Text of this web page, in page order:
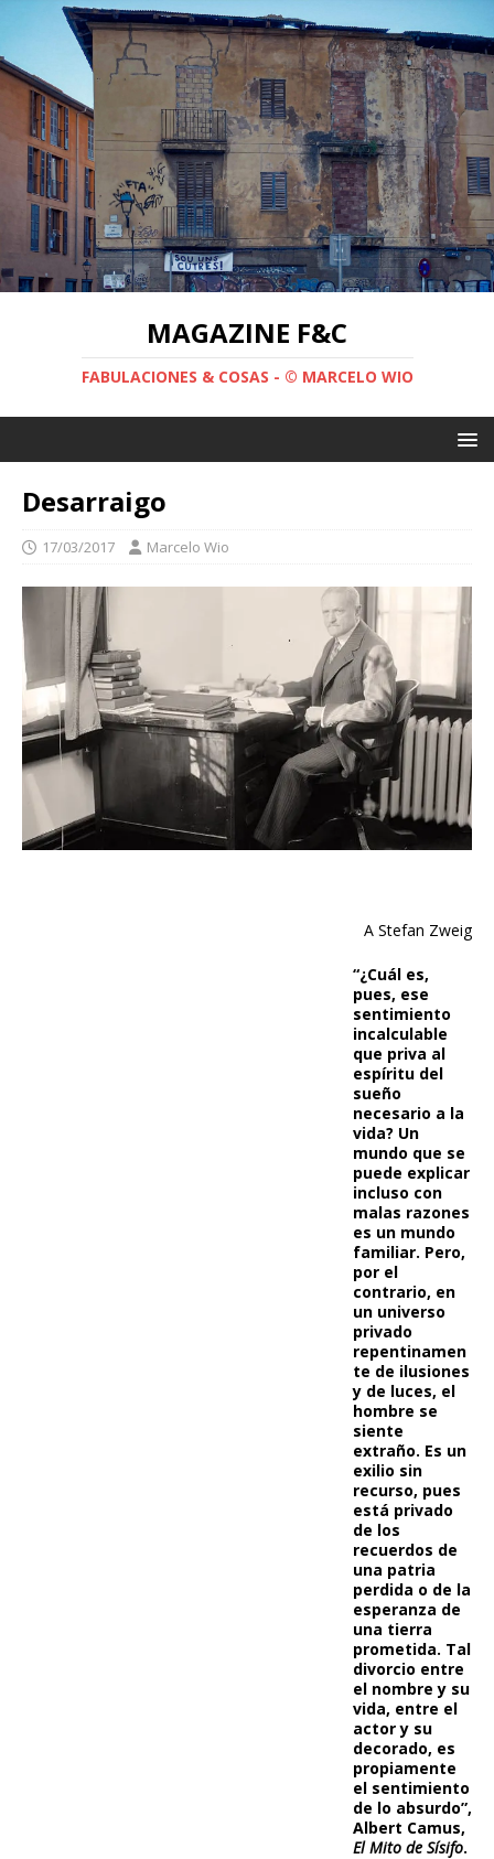
MAGAZINE F&C
FABULACIONES & COSAS - © MARCELO WIO
Desarraigo
17/03/2017 Marcelo Wio
A Stefan Zweig
“¿Cuál es,
pues, ese
sentimiento
incalculable
que priva al
espíritu del
sueño
necesario a la
vida? Un
mundo que se
puede explicar
incluso con
malas razones
es un mundo
familiar. Pero,
por el
contrario, en
un universo
privado
repentinamen
te de ilusiones
y de luces, el
hombre se
siente
extraño. Es un
exilio sin
recurso, pues
está privado
de los
recuerdos de
una patria
perdida o de la
esperanza de
una tierra
prometida. Tal
divorcio entre
el nombre y su
vida, entre el
actor y su
decorado, es
propiamente
el sentimiento
de lo absurdo”,
Albert Camus,
El Mito de Sísifo.